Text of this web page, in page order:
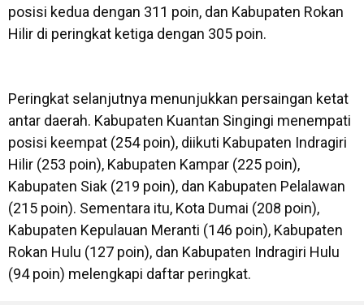
posisi kedua dengan 311 poin, dan Kabupaten Rokan
Hilir di peringkat ketiga dengan 305 poin.
Peringkat selanjutnya menunjukkan persaingan ketat
antar daerah. Kabupaten Kuantan Singingi menempati
posisi keempat (254 poin), diikuti Kabupaten Indragiri
Hilir (253 poin), Kabupaten Kampar (225 poin),
Kabupaten Siak (219 poin), dan Kabupaten Pelalawan
(215 poin). Sementara itu, Kota Dumai (208 poin),
Kabupaten Kepulauan Meranti (146 poin), Kabupaten
Rokan Hulu (127 poin), dan Kabupaten Indragiri Hulu
(94 poin) melengkapi daftar peringkat.